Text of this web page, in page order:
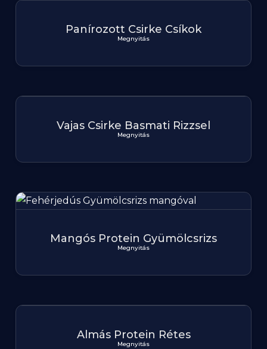
Panírozott Csirke Csíkok
Megnyitás
Vajas Csirke Basmati Rizzsel
Megnyitás
Mangós Protein Gyümölcsrizs
Megnyitás
Almás Protein Rétes
Megnyitás